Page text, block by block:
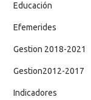
Educación
Efemerides
Gestion 2018-2021
Gestion2012-2017
Indicadores